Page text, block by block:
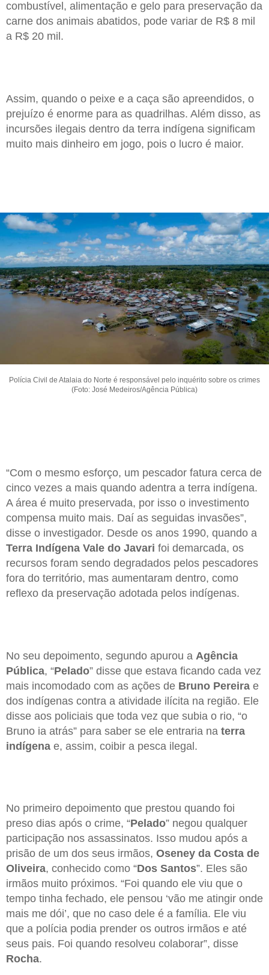
combustível, alimentação e gelo para preservação da
carne dos animais abatidos, pode variar de R$ 8 mil
a R$ 20 mil.
Assim, quando o peixe e a caça são apreendidos, o
prejuízo é enorme para as quadrilhas. Além disso, as
incursões ilegais dentro da terra indígena significam
muito mais dinheiro em jogo, pois o lucro é maior.
Polícia Civil de Atalaia do Norte é responsável pelo inquérito sobre os crimes
(Foto: José Medeiros/Agência Pública)
“Com o mesmo esforço, um pescador fatura cerca de
cinco vezes a mais quando adentra a terra indígena.
A área é muito preservada, por isso o investimento
compensa muito mais. Daí as seguidas invasões”,
disse o investigador. Desde os anos 1990, quando a
Terra Indígena Vale do Javari foi demarcada, os
recursos foram sendo degradados pelos pescadores
fora do território, mas aumentaram dentro, como
reflexo da preservação adotada pelos indígenas.
No seu depoimento, segundo apurou a Agência
Pública, “Pelado” disse que estava ficando cada vez
mais incomodado com as ações de Bruno Pereira e
dos indígenas contra a atividade ilícita na região. Ele
disse aos policiais que toda vez que subia o rio, “o
Bruno ia atrás” para saber se ele entraria na terra
indígena e, assim, coibir a pesca ilegal.
No primeiro depoimento que prestou quando foi
preso dias após o crime, “Pelado” negou qualquer
participação nos assassinatos. Isso mudou após a
prisão de um dos seus irmãos, Oseney da Costa de
Oliveira, conhecido como “Dos Santos”. Eles são
irmãos muito próximos. “Foi quando ele viu que o
tempo tinha fechado, ele pensou ‘vão me atingir onde
mais me dói’, que no caso dele é a família. Ele viu
que a polícia podia prender os outros irmãos e até
seus pais. Foi quando resolveu colaborar”, disse
Rocha.